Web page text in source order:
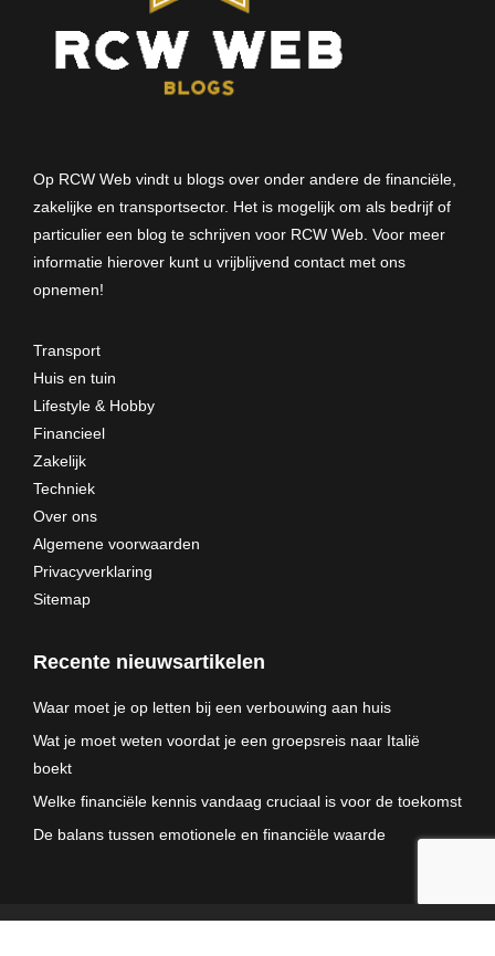
Op RCW Web vindt u blogs over onder andere de financiële,
zakelijke en transportsector. Het is mogelijk om als bedrijf of
particulier een blog te schrijven voor RCW Web. Voor meer
informatie hierover kunt u vrijblijvend contact met ons
opnemen!
Transport
Huis en tuin
Lifestyle & Hobby
Financieel
Zakelijk
Techniek
Over ons
Algemene voorwaarden
Privacyverklaring
Sitemap
Recente nieuwsartikelen
Waar moet je op letten bij een verbouwing aan huis
Wat je moet weten voordat je een groepsreis naar Italië
boekt
Welke financiële kennis vandaag cruciaal is voor de toekomst
De balans tussen emotionele en financiële waarde
© RCW Web - 2025. All rights reserved.